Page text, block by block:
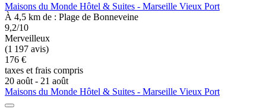
Maisons du Monde Hôtel & Suites - Marseille Vieux Port
À 4,5 km de : Plage de Bonneveine
9,2/10
Merveilleux
(1 197 avis)
176 €
taxes et frais compris
20 août - 21 août
Maisons du Monde Hôtel & Suites - Marseille Vieux Port